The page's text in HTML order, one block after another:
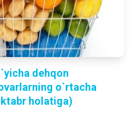
dehqon
o`rtacha
holatiga)